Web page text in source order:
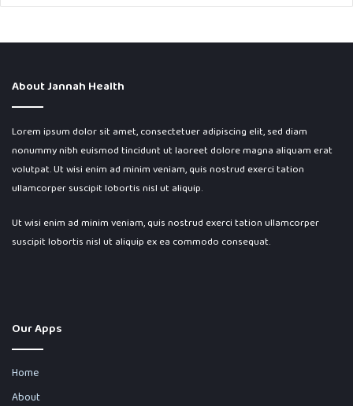
About Jannah Health
Lorem ipsum dolor sit amet, consectetuer adipiscing elit, sed diam
nonummy nibh euismod tincidunt ut laoreet dolore magna aliquam erat
volutpat. Ut wisi enim ad minim veniam, quis nostrud exerci tation
ullamcorper suscipit lobortis nisl ut aliquip.
Ut wisi enim ad minim veniam, quis nostrud exerci tation ullamcorper
suscipit lobortis nisl ut aliquip ex ea commodo consequat.
Our Apps
Home
About